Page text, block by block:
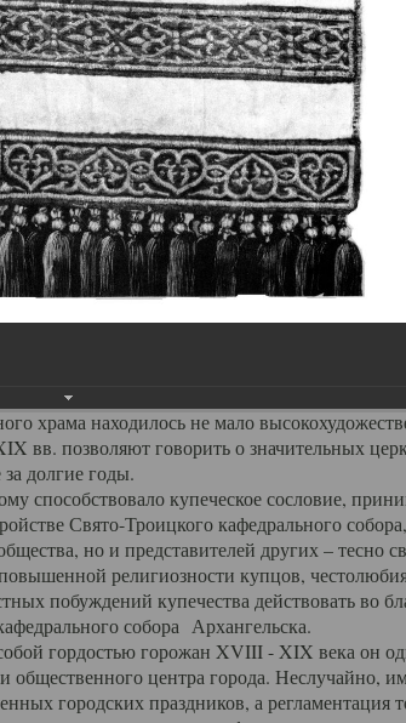
XVIII века в центре Архангельска,
собор, сразу превратился в зрительную и
ему не было равных на Севере. Вплоть до
и значительным из городских строений
дворов, в градостроительной картине
и светлых соборов России воплотил в себе
в ней архитектурными течениями
церковного зодчества.
и богатство собора, вполне оправдывали
многочисленных культовых построек
колоннами ионического стиля, с
фронтоном и множеством резных,
ценность. В совокупности же с
предметами церковной утвари интерьер
ансамбль декоративного убранства
своих посетителей. В соборной ризнице,
храма находилось не мало
вв. позволяют говорить о значительных
долгие годы.
способствовало купеческое сословие,
Свято-Троицкого кафедрального
но и представителей других – тесно
религиозности купцов,
побуждений купечества действовать во
собора Архангельска.
гордостью горожан XVIII - XIX века он
общественного центра города. Неслучайно,
городских праздников, а регламентация